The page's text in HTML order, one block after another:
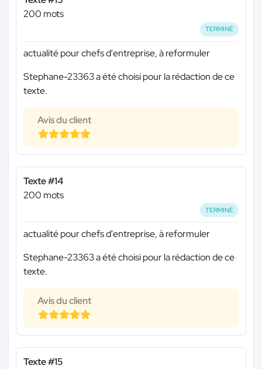
200 mots
TERMINÉ
actualité pour chefs d'entreprise, à reformuler
Stephane-23363 a été choisi pour la rédaction de ce
texte.
Avis du client
Texte #14
200 mots
TERMINÉ
actualité pour chefs d'entreprise, à reformuler
Stephane-23363 a été choisi pour la rédaction de ce
texte.
Avis du client
Texte #15